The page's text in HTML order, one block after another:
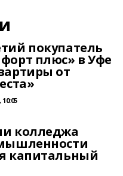
покупатель
плюс» в Уфе
от
колледжа
капитальный